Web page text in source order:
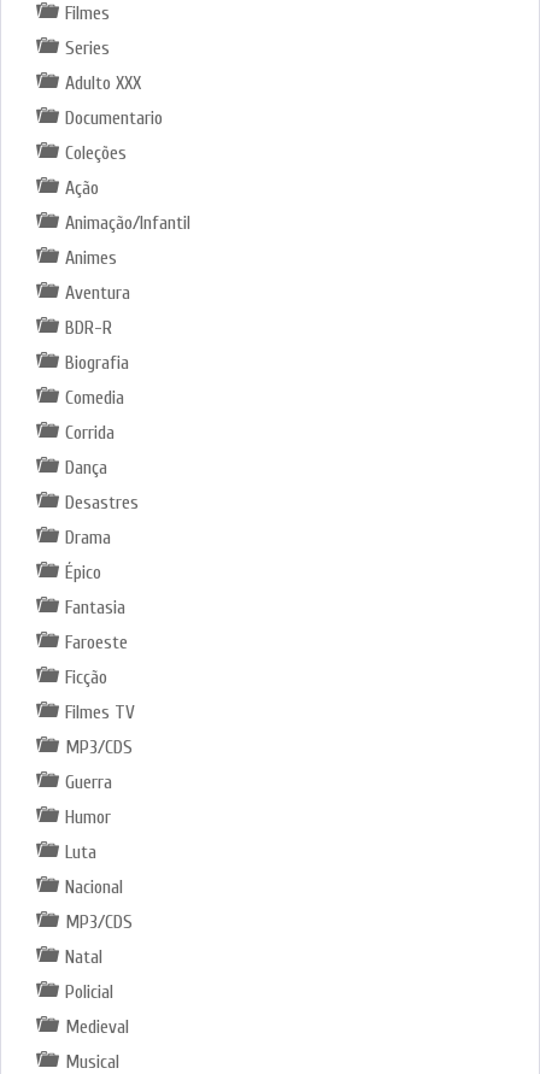
Filmes
Series
Adulto XXX
Documentario
Coleções
Ação
Animação/Infantil
Animes
Aventura
BDR-R
Biografia
Comedia
Corrida
Dança
Desastres
Drama
Épico
Fantasia
Faroeste
Ficção
Filmes TV
MP3/CDS
Guerra
Humor
Luta
Nacional
MP3/CDS
Natal
Policial
Medieval
Musical